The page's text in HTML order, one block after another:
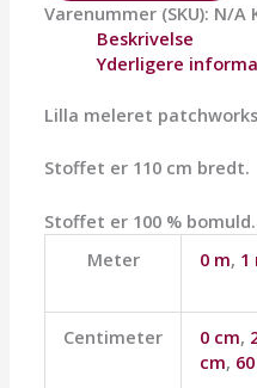
Varenummer (SKU): N/A
Beskrivelse
Yderligere
Lilla meleret
Stoffet er 110 cm bredt.
Stoffet er 100 % bomuld.
Meter
0 m, 1
Centimeter 0 cm,
cm,